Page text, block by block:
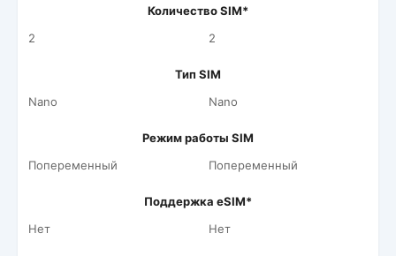
Количество SIM*
2
2
Тип SIM
Nano
Nano
Режим работы SIM
Попеременный
Попеременный
Поддержка eSIM*
Нет
Нет